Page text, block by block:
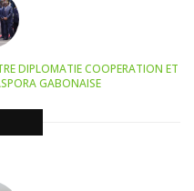
DIPLOMATIE COOPERATION ET
GABONAISE